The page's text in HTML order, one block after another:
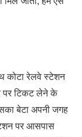
कोटा रेलवे स्टेशन
पर टिकट लेने के
बेटा अपनी जगह
पर आसपास